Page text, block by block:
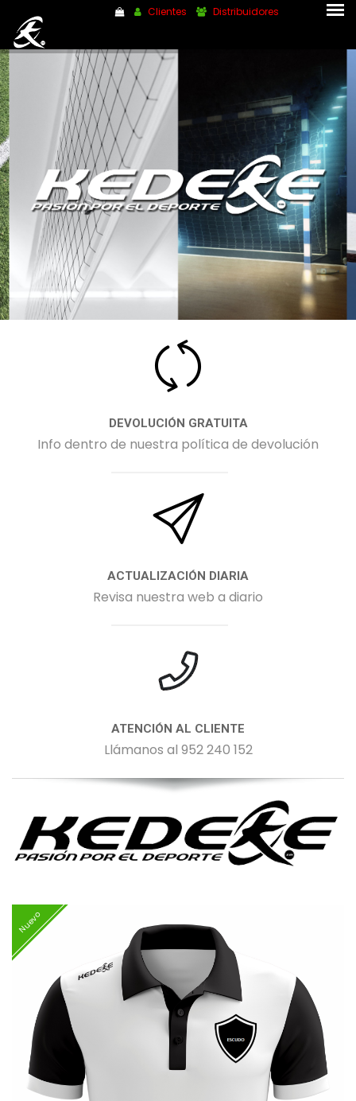
Clientes Distribuidores
DEVOLUCIÓN GRATUITA
Info dentro de nuestra política de devolución
ACTUALIZACIÓN DIARIA
Revisa nuestra web a diario
ATENCIÓN AL CLIENTE
Llámanos al 952 240 152
Nuevo